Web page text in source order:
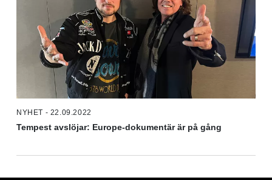
NYHET - 22.09.2022
Tempest avslöjar: Europe-dokumentär är på gång